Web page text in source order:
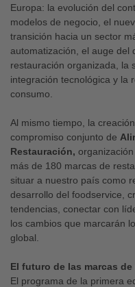
Europa: la evolución del
modelos de negocio, el
transición hacia un sector
automatización, el auge del
restauración organizada, la
integración tecnológica y la
consumo.
Al mismo tiempo, la
compromiso conjunto de
Restauración,
más de 180 marcas de
situar a nuestro país como
desarrollo del foodservice,
tendencias, conectar con
los cambios que marcarán
global.
El futuro de las marcas
El programa de la primera